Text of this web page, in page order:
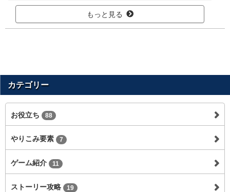
もっと見る
カテゴリー
お役立ち 88
やりこみ要素 7
ゲーム紹介 11
ストーリー攻略 19